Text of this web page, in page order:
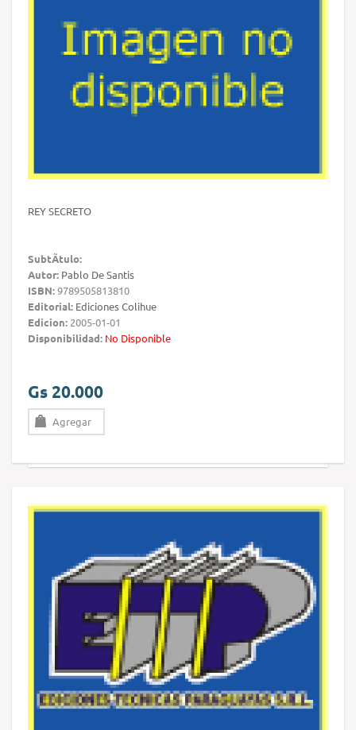
REY SECRETO
SubtÃ­tulo:
Autor: Pablo De Santis
ISBN:9789505813810
Editorial: Ediciones Colihue
Edicion: 2005-01-01
Disponibilidad: No Disponible
Gs 20.000
Agregar